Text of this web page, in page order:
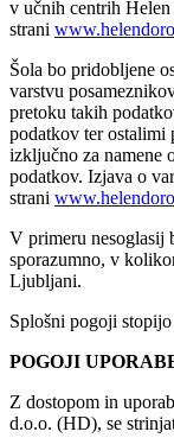
v učnih centrih
strani
Šola bo pridobljene
varstvu
pretoku takih
podatkov ter ostalimi
izključno za namene
podatkov. Izjava o
strani
V primeru nesoglasij
sporazumno, v
Ljubljani.
Splošni pogoji
POGOJI
Z dostopom in
d.o.o. (HD), se